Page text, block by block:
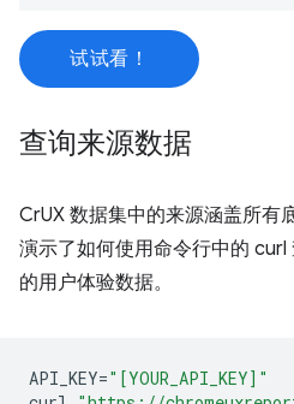
试试看！
查询来源数据
CrUX 数据集中的来源涵盖所有
演示了如何使用命令行中的 curl
的用户体验数据。
API_KEY="[YOUR_API_KEY]"